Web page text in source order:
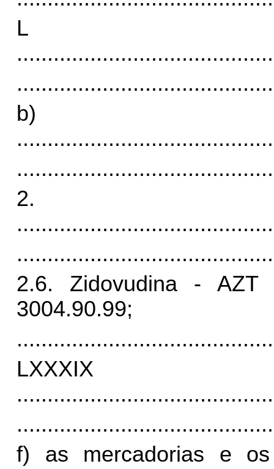
b)
2.
.
2.6. Zidovudina -
3004.90.99;
f) as mercadorias e